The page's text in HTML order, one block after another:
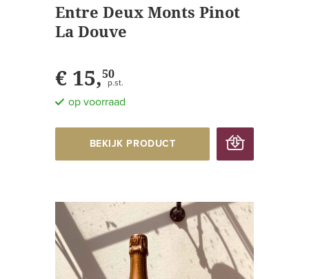
Entre Deux Monts Pinot
La Douve
€ 15,50
p.st.
op voorraad
BEKIJK PRODUCT